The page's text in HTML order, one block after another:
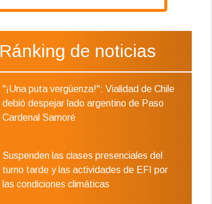
Ránking de noticias
"¡Una puta vergüenza!": Vialidad de Chile
debió despejar lado argentino de Paso
Cardenal Samoré
Suspenden las clases presenciales del
turno tarde y las actividades de EFI por
las condiciones climáticas